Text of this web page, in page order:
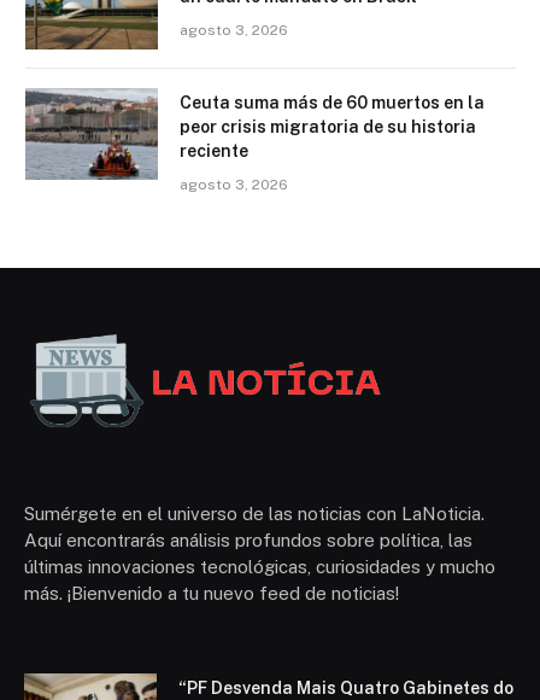
agosto 3, 2026
Ceuta suma más de 60 muertos en la
peor crisis migratoria de su historia
reciente
agosto 3, 2026
Sumérgete en el universo de las noticias con LaNoticia.
Aquí encontrarás análisis profundos sobre política, las
últimas innovaciones tecnológicas, curiosidades y mucho
más. ¡Bienvenido a tu nuevo feed de noticias!
“PF Desvenda Mais Quatro Gabinetes do